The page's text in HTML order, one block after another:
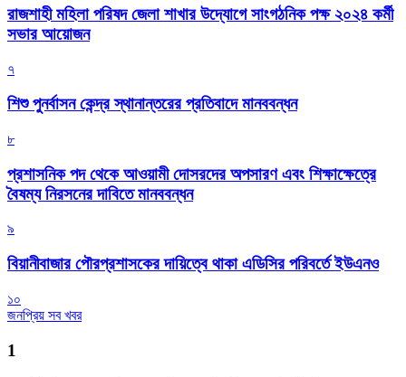
রাজশাহী মহিলা পরিষদ জেলা শাখার উদ্যোগে সাংগঠনিক পক্ষ ২০২৪ কর্মী
সভার আয়োজন
৭
শিশু পুনর্বাসন কেন্দ্র স্থানান্তরের প্রতিবাদে মানববন্ধন
৮
প্রশাসনিক পদ থেকে আওয়ামী দোসরদের অপসারণ এবং শিক্ষাক্ষেত্রে
বৈষম্য নিরসনের দাবিতে মানববন্ধন
৯
বিয়ানীবাজার পৌরপ্রশাসকের দায়িত্বে থাকা এডিসির পরিবর্তে ইউএনও
১০
জনপ্রিয় সব খবর
1